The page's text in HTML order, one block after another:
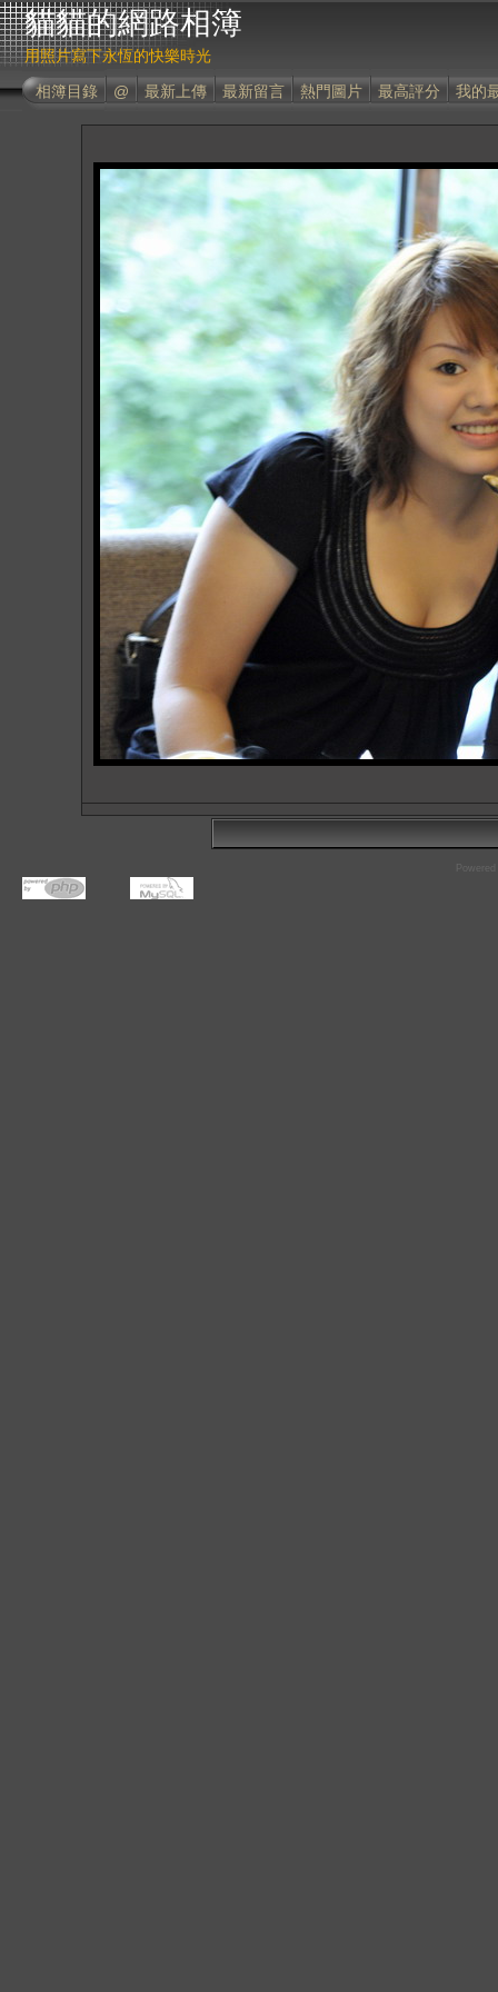
貓貓的網路相簿
用照片寫下永恆的快樂時光
相簿目錄
@ 最新上傳 最新留言 熱門圖片 最高評分 我的